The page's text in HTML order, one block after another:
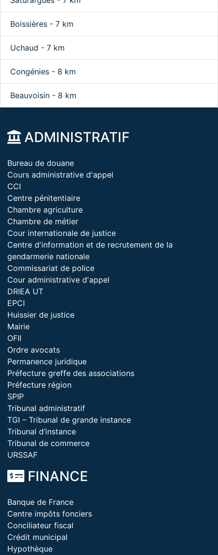
Boissières - 7 km
Uchaud - 7 km
Congénies - 8 km
Beauvoisin - 8 km
ADMINISTRATIF
Bureau de douane
Cours administrative d'appel
CCI
Centre pénitentiaire
Chambre agriculture
Chambre de métier
Cour internationale de justice
Centre d'information et de recrutement de la
gendarmerie nationale
Commissariat de police
Cour administrative d'appel
DRIEA UT
EPCI
Huissier de justice
Mairie
OFII
Ordre avocats
Permanence juridique
Préfecture greffe des associations
Préfecture région
SPIP
Tribunal administratif
TGI – Tribunal de grande instance
Tribunal d’instance
Tribunal de commerce
URSSAF
FINANCE
Banque de France
Centre impôts fonciers
Conciliateur fiscal
Crédit municipal
Hypothèque